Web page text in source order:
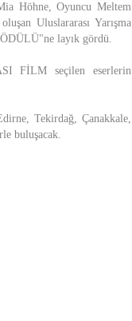
Höhne, Oyuncu Meltem
Uluslararası Yarışma
layık gördü.
FİLM seçilen eserlerin
Tekirdağ, Çanakkale,
buluşacak.